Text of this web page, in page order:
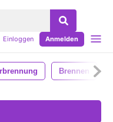
Einloggen Anmelden
Brennen